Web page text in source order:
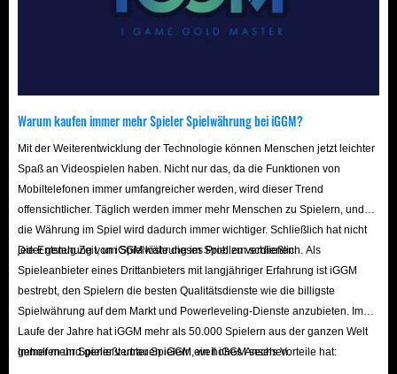
Warum kaufen immer mehr Spieler Spielwährung bei iGGM?
Mit der Weiterentwicklung der Technologie können Menschen jetzt leichter
Spaß an Videospielen haben. Nicht nur das, da die Funktionen von
Mobiltelefonen immer umfangreicher werden, wird dieser Trend
offensichtlicher. Täglich werden immer mehr Menschen zu Spielern, und
die Währung im Spiel wird dadurch immer wichtiger. Schließlich hat nicht
jeder genug Zeit, um Spielwährung im Spiel zu verdienen.
Die Entstehung von iGGM löste dieses Problem schließlich. Als
Spieleanbieter eines Drittanbieters mit langjähriger Erfahrung ist iGGM
bestrebt, den Spielern die besten Qualitätsdienste wie die billigste
Spielwährung auf dem Markt und Powerleveling-Dienste anzubieten. Im
Laufe der Jahre hat iGGM mehr als 50.000 Spielern aus der ganzen Welt
geholfen und genießt unter Spielern ein hohes Ansehen.
Immer mehr Spieler vertrauen iGGM, weil iGGM sechs Vorteile hat: